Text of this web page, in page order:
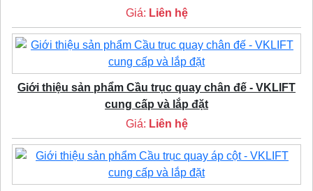
Giá: Liên hệ
Giới thiệu sản phẩm Cầu trục quay chân đế - VKLIFT
cung cấp và lắp đặt
Giá: Liên hệ